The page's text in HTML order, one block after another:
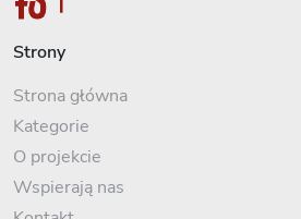
Strony
Strona główna
Kategorie
O projekcie
Wspierają nas